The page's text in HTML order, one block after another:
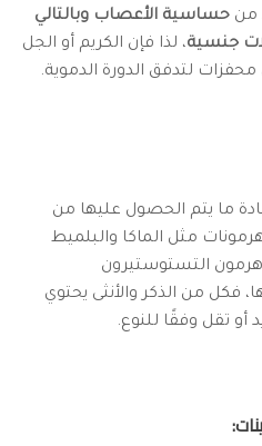
من حساسية الأعصاب وبالتالي
جنسية، لذا فإن الكريم أو الجل
محفزات لتدفق الدورة الدموية.
ما يتم الحصول عليها من
مثل الماكا والبلميط
التستوستيرون
فكل من الذكر والأنثى يحتوي
أو تقل وفقًا للنوع.